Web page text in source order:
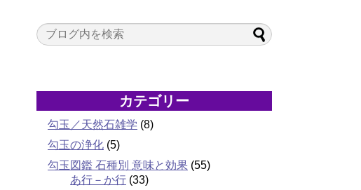
カテゴリー
勾玉／天然石雑学 (8)
勾玉の浄化 (5)
勾玉図鑑 石種別 意味と効果 (55)
あ行－か行 (33)